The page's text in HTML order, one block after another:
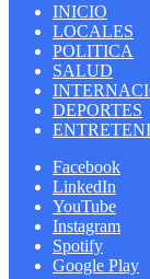
INICIO
LOCALES
POLITICA
SALUD
DEPORTES
Facebook
LinkedIn
YouTube
Instagram
Spotify
Google Play